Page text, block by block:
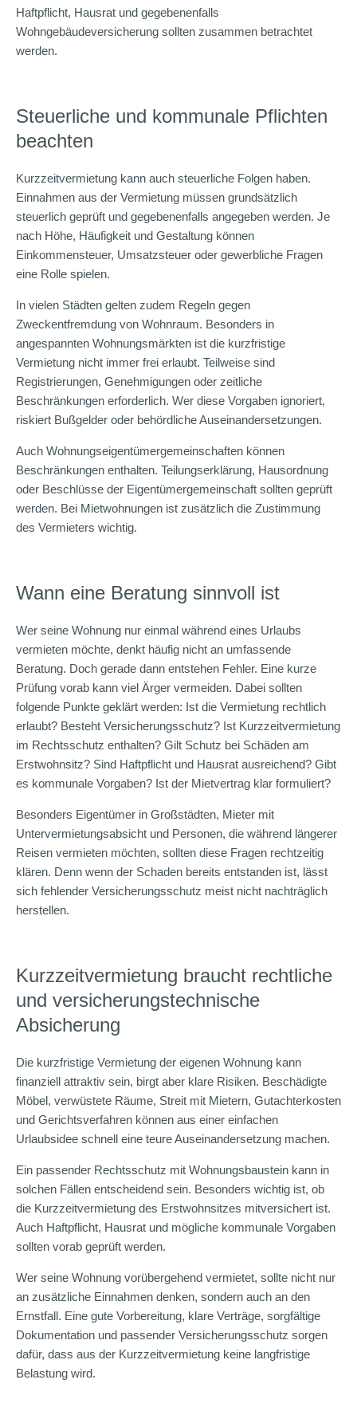
Haftpflicht, Hausrat und gegebenenfalls
Wohngebäudeversicherung sollten zusammen betrachtet
werden.
Steuerliche und kommunale Pflichten
beachten
Kurzzeitvermietung kann auch steuerliche Folgen haben.
Einnahmen aus der Vermietung müssen grundsätzlich
steuerlich geprüft und gegebenenfalls angegeben werden. Je
nach Höhe, Häufigkeit und Gestaltung können
Einkommensteuer, Umsatzsteuer oder gewerbliche Fragen
eine Rolle spielen.
In vielen Städten gelten zudem Regeln gegen
Zweckentfremdung von Wohnraum. Besonders in
angespannten Wohnungsmärkten ist die kurzfristige
Vermietung nicht immer frei erlaubt. Teilweise sind
Registrierungen, Genehmigungen oder zeitliche
Beschränkungen erforderlich. Wer diese Vorgaben ignoriert,
riskiert Bußgelder oder behördliche Auseinandersetzungen.
Auch Wohnungseigentümergemeinschaften können
Beschränkungen enthalten. Teilungserklärung, Hausordnung
oder Beschlüsse der Eigentümergemeinschaft sollten geprüft
werden. Bei Mietwohnungen ist zusätzlich die Zustimmung
des Vermieters wichtig.
Wann eine Beratung sinnvoll ist
Wer seine Wohnung nur einmal während eines Urlaubs
vermieten möchte, denkt häufig nicht an umfassende
Beratung. Doch gerade dann entstehen Fehler. Eine kurze
Prüfung vorab kann viel Ärger vermeiden. Dabei sollten
folgende Punkte geklärt werden: Ist die Vermietung rechtlich
erlaubt? Besteht Versicherungsschutz? Ist Kurzzeitvermietung
im Rechtsschutz enthalten? Gilt Schutz bei Schäden am
Erstwohnsitz? Sind Haftpflicht und Hausrat ausreichend? Gibt
es kommunale Vorgaben? Ist der Mietvertrag klar formuliert?
Besonders Eigentümer in Großstädten, Mieter mit
Untervermietungsabsicht und Personen, die während längerer
Reisen vermieten möchten, sollten diese Fragen rechtzeitig
klären. Denn wenn der Schaden bereits entstanden ist, lässt
sich fehlender Versicherungsschutz meist nicht nachträglich
herstellen.
Kurzzeitvermietung braucht rechtliche
und versicherungstechnische
Absicherung
Die kurzfristige Vermietung der eigenen Wohnung kann
finanziell attraktiv sein, birgt aber klare Risiken. Beschädigte
Möbel, verwüstete Räume, Streit mit Mietern, Gutachterkosten
und Gerichtsverfahren können aus einer einfachen
Urlaubsidee schnell eine teure Auseinandersetzung machen.
Ein passender Rechtsschutz mit Wohnungsbaustein kann in
solchen Fällen entscheidend sein. Besonders wichtig ist, ob
die Kurzzeitvermietung des Erstwohnsitzes mitversichert ist.
Auch Haftpflicht, Hausrat und mögliche kommunale Vorgaben
sollten vorab geprüft werden.
Wer seine Wohnung vorübergehend vermietet, sollte nicht nur
an zusätzliche Einnahmen denken, sondern auch an den
Ernstfall. Eine gute Vorbereitung, klare Verträge, sorgfältige
Dokumentation und passender Versicherungsschutz sorgen
dafür, dass aus der Kurzzeitvermietung keine langfristige
Belastung wird.